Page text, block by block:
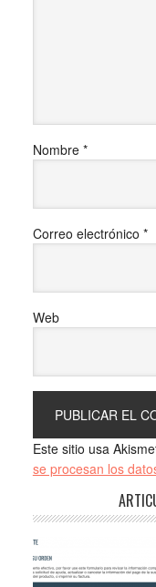
Nombre *
Correo electrónico *
Web
Este sitio usa
se procesan los